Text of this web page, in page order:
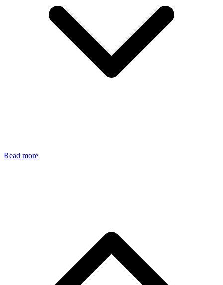
Read more